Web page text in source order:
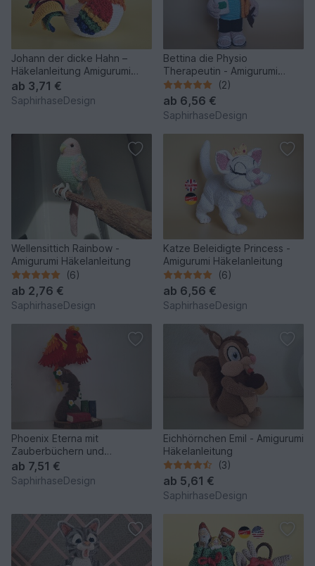
Johann der dicke Hahn –
Häkelanleitung Amigurumi
Bauernhof PDF
ab 3,71 €
SaphirhaseDesign
Bettina die Physio
Therapeutin - Amigurumi
Häkelanleitung
(2)
ab 6,56 €
SaphirhaseDesign
Wellensittich Rainbow -
Amigurumi Häkelanleitung
(6)
ab 2,76 €
SaphirhaseDesign
Katze Beleidigte Princess -
Amigurumi Häkelanleitung
(6)
ab 6,56 €
SaphirhaseDesign
Phoenix Eterna mit
Zauberbüchern und
Schriftrollen - Amigurumi
Häkelanleitu
ab 7,51 €
SaphirhaseDesign
Eichhörnchen Emil - Amigurumi
Häkelanleitung
(3)
ab 5,61 €
SaphirhaseDesign